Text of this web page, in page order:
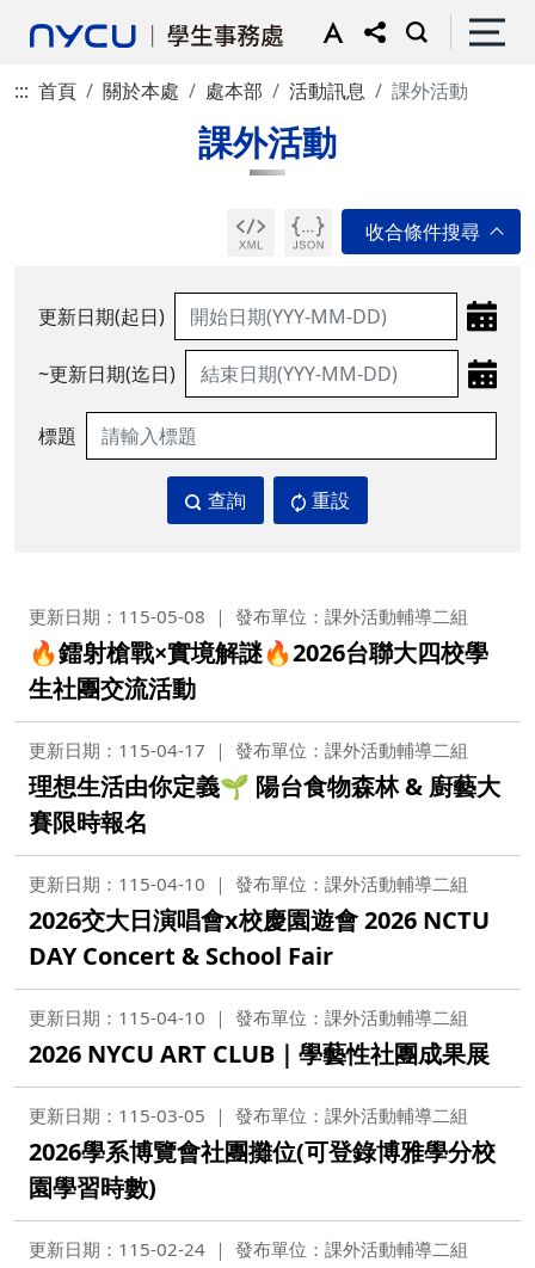
::: 首頁 關於本處 處本部 活動訊息 課外活動
課外活動
更新日期(起日)
~更新日期(迄日)
標題
查詢 重設
更新日期：115-05-08 發布單位：課外活動輔導二組
🔥鐳射槍戰×實境解謎🔥2026台聯大四校學
生社團交流活動
更新日期：115-04-17 發布單位：課外活動輔導二組
理想生活由你定義🌱 陽台食物森林 & 廚藝大
賽限時報名
更新日期：115-04-10 發布單位：課外活動輔導二組
2026交大日演唱會x校慶園遊會 2026 NCTU
DAY Concert & School Fair
更新日期：115-04-10 發布單位：課外活動輔導二組
2026 NYCU ART CLUB｜學藝性社團成果展
更新日期：115-03-05 發布單位：課外活動輔導二組
2026學系博覽會社團攤位(可登錄博雅學分校
園學習時數)
更新日期：115-02-24 發布單位：課外活動輔導二組